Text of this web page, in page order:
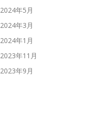
2024年5月
2024年3月
2024年1月
2023年11月
2023年9月